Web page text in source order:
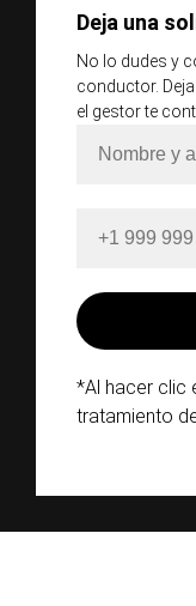
Deja una
No lo dudes y
conductor.
el gestor te
*Al hacer clic
tratamiento